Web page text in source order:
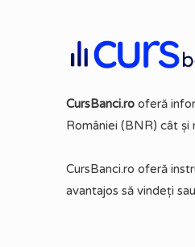
CursBanci.ro oferă
României (BNR) cât și
CursBanci.ro oferă
avantajos să vindeți